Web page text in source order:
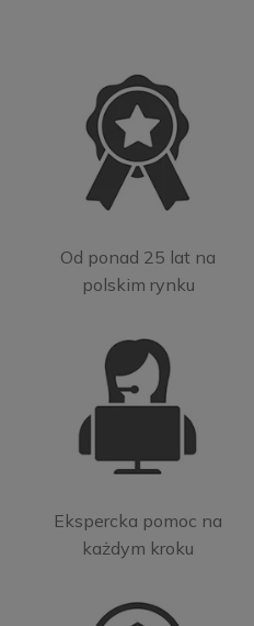
Od ponad 25 lat na
polskim rynku
Ekspercka pomoc na
każdym kroku